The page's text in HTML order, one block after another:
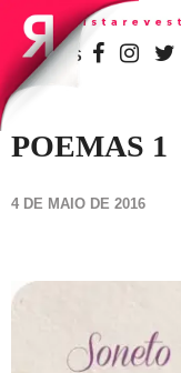
SIGA-NOS
POEMAS 1
4 DE MAIO DE 2016